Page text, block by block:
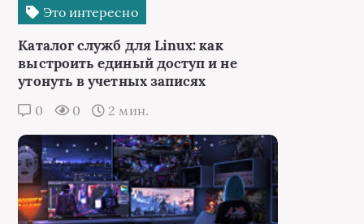
Это интересно
Каталог служб для Linux: как
выстроить единый доступ и не
утонуть в учетных записях
0 0 2 мин.